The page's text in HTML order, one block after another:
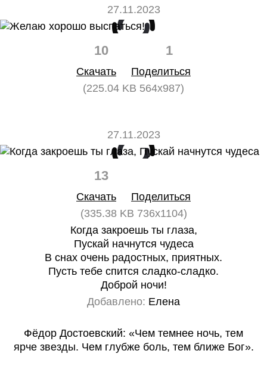
27.11.2023
10 1
Скачать
Поделиться
(225.04 KB 564x987)
27.11.2023
13
Скачать
Поделиться
(335.38 KB 736x1104)
Когда закроешь ты глаза,
Пускай начнутся чудеса
В снах очень радостных, приятных.
Пусть тебе спится сладко-сладко.
Доброй ночи!
Добавлено: Елена
Фёдор Достоевский: «Чем темнее ночь, тем
ярче звезды. Чем глубже боль, тем ближе Бог».